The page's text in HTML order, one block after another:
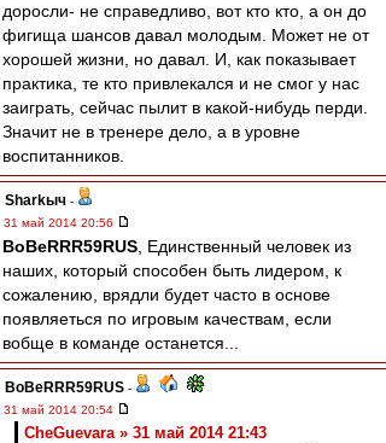
доросли- не справедливо, вот кто кто, а он до
фигища шансов давал молодым. Может не от
хорошей жизни, но давал. И, как показывает
практика, те кто привлекался и не смог у нас
заиграть, сейчас пылит в какой-нибудь перди.
Значит не в тренере дело, а в уровне
воспитанников.
Sharkыч -
31 май 2014 20:56
BoBeRRR59RUS , Единственный человек из
наших, который способен быть лидером, к
сожалению, врядли будет часто в основе
появляеться по игровым качествам, если
вобще в команде останется...
BoBeRRR59RUS -
31 май 2014 20:54
CheGuevara » 31 май 2014 21:43